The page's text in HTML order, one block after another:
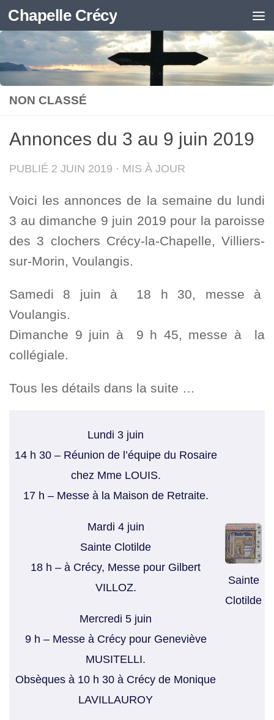
Skip to content
Chapelle Crécy
NON CLASSÉ
Annonces du 3 au 9 juin 2019
PUBLIÉ 2 JUIN 2019 · MIS À JOUR
Voici les annonces de la semaine du lundi
3 au dimanche 9 juin 2019 pour la paroisse
des 3 clochers Crécy-la-Chapelle, Villiers-
sur-Morin, Voulangis.
Samedi 8 juin à 18 h 30, messe à
Voulangis.
Dimanche 9 juin à 9 h 45, messe à la
collégiale.
Tous les détails dans la suite …
Lundi 3 juin
14 h 30 – Réunion de l’équipe du Rosaire
chez Mme LOUIS.
17 h – Messe à la Maison de Retraite.
Mardi 4 juin
Sainte Clotilde
18 h – à Crécy, Messe pour Gilbert
VILLOZ.
Mercredi 5 juin
9 h – Messe à Crécy pour Geneviève
MUSITELLI.
Obsèques à 10 h 30 à Crécy de Monique
LAVILLAUROY
Sainte
Clotilde